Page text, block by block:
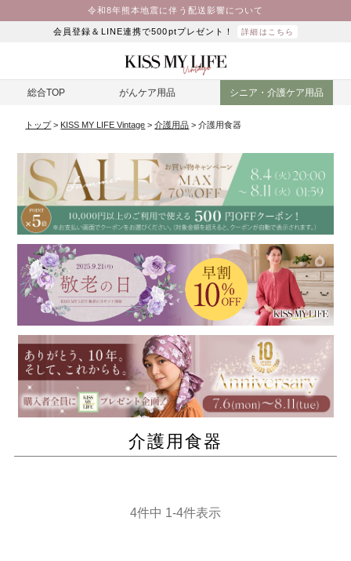
令和8年熊本地震に伴う配送影響について
会員登録＆LINE連携で500ptプレゼント！ 詳細はこちら
総合TOP がんケア用品 シニア・介護ケア用品
トップ KISS MY LIFE Vintage 介護用品 介護用食器
介護用食器
4件中 1-4件表示